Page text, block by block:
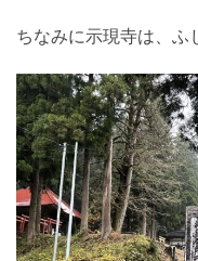
ちなみに示現寺は、ふ